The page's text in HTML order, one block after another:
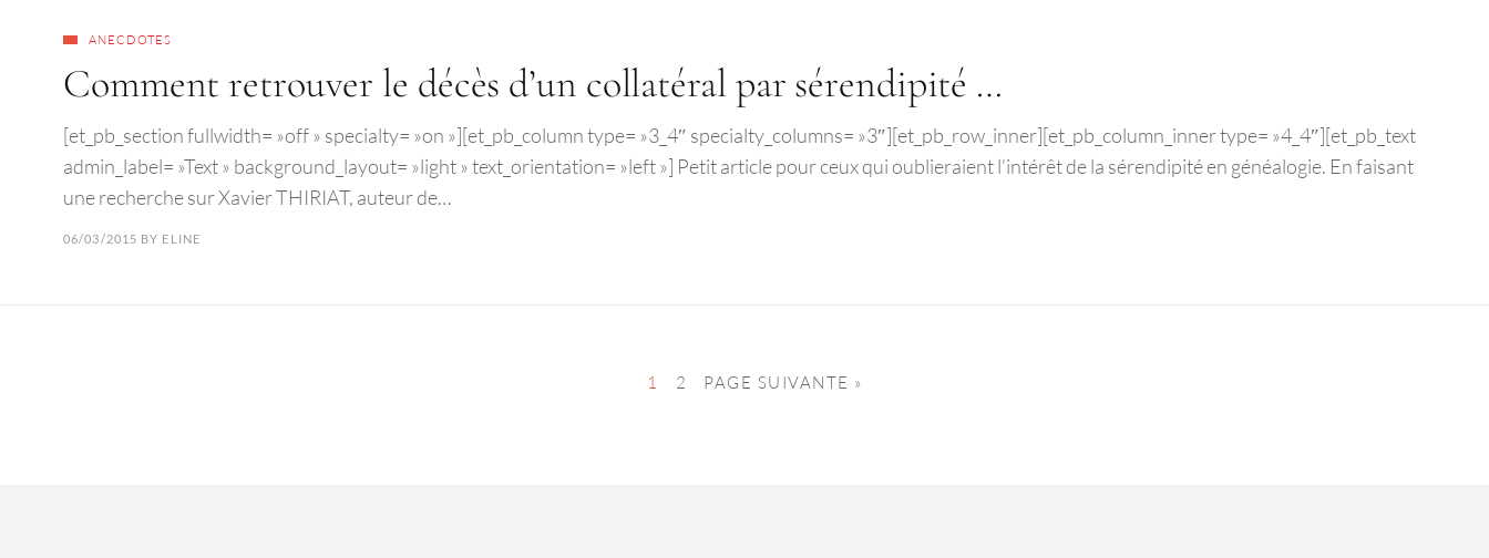
ANECDOTES
Comment retrouver le décès d’un collatéral par sérendipité …
[et_pb_section fullwidth= »off » specialty= »on »][et_pb_column type= »3_4″ specialty_columns= »3″][et_pb_row_inner][et_pb_column_inner type= »4_4″][et_pb_text
admin_label= »Text » background_layout= »light » text_orientation= »left »] Petit article pour ceux qui oublieraient l’intérêt de la sérendipité en généalogie. En faisant
une recherche sur Xavier THIRIAT, auteur de…
06/03/2015 BY ELINE
1 2 PAGE SUIVANTE »